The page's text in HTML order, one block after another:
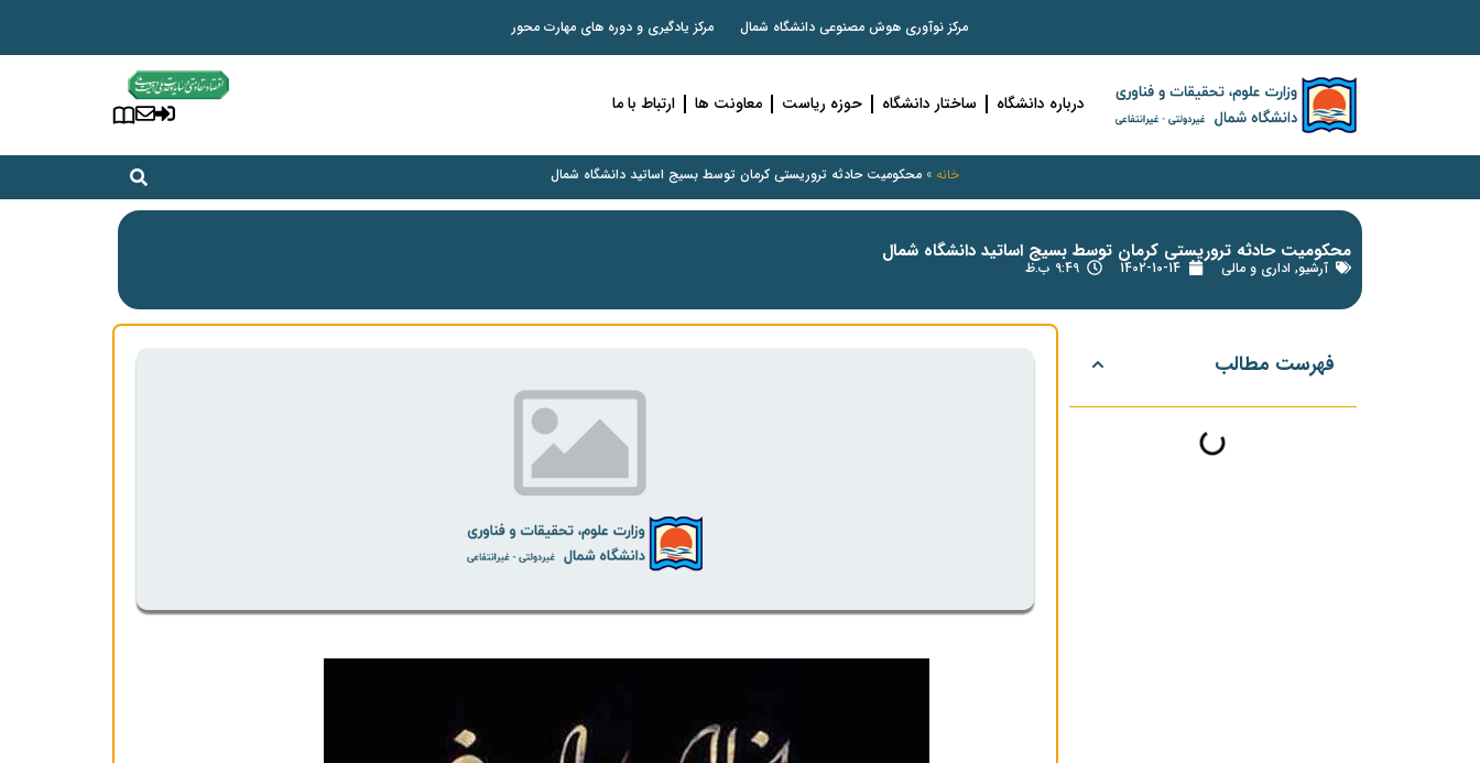
مرکز نوآوری هوش مصنوعی دانشگاه شمال مرکز یادگیری و دوره های مهارت محور
درباره دانشگاه ساختار دانشگاه حوزه ریاست معاونت ها ارتباط با ما
خانه » محکومیت حادثه تروریستی کرمان توسط بسیج اساتید دانشگاه شمال
محکومیت حادثه تروریستی کرمان توسط بسیج اساتید دانشگاه شمال
آرشیو, اداری و مالی 1402-10-14 9:49 ب.ظ
فهرست مطالب